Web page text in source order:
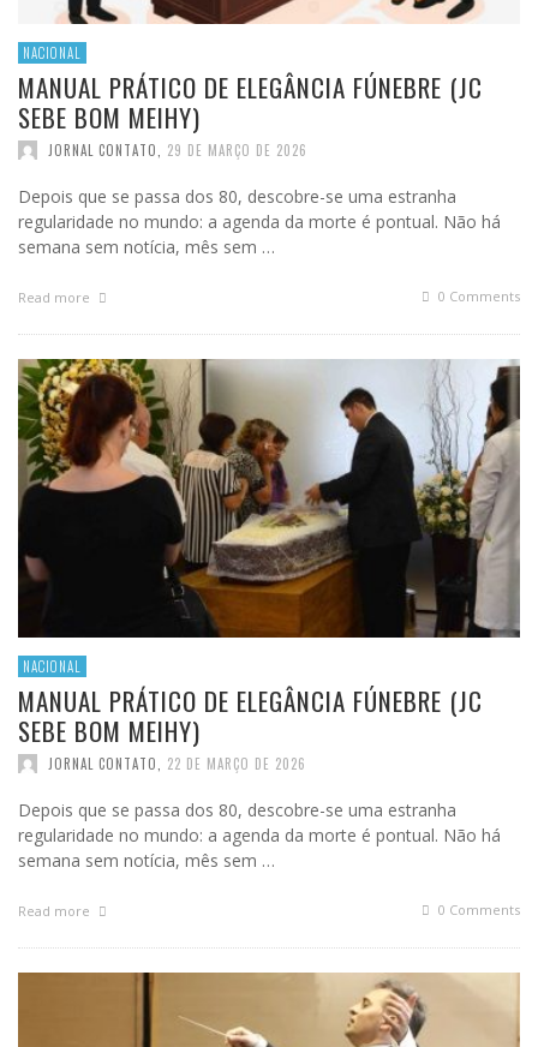
NACIONAL
MANUAL PRÁTICO DE ELEGÂNCIA FÚNEBRE (JC
SEBE BOM MEIHY)
JORNAL CONTATO, 29 DE MARÇO DE 2026
Depois que se passa dos 80, descobre-se uma estranha
regularidade no mundo: a agenda da morte é pontual. Não há
semana sem notícia, mês sem …
Read more 0 Comments
NACIONAL
MANUAL PRÁTICO DE ELEGÂNCIA FÚNEBRE (JC
SEBE BOM MEIHY)
JORNAL CONTATO, 22 DE MARÇO DE 2026
Depois que se passa dos 80, descobre-se uma estranha
regularidade no mundo: a agenda da morte é pontual. Não há
semana sem notícia, mês sem …
Read more 0 Comments